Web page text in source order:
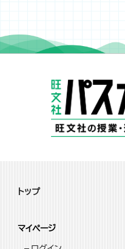
トップ
マイページ